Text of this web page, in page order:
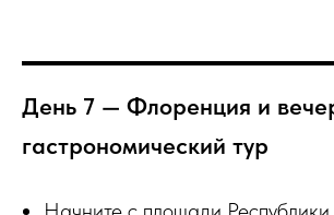
День 7 — Флоренция и
гастрономический тур